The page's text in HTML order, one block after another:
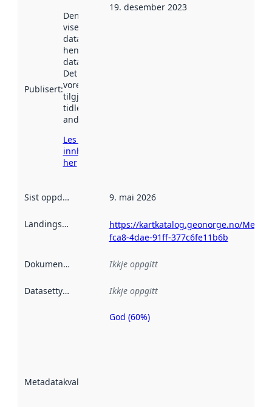
Publisert:
Denne datoen
viser når
datasettet vart
henta inn av
data.norge.no.
Det kan ha
vore
tilgjengeleg
tidlegare
andre stader.
Les meir om
innhenting
her
19. desember 2023
Sist oppdatert 9. mai 2026
Landingsside
https://kartkatalog.geonorge.no/
fca8-4dae-91ff-377c6fe11b6b
Dokumentasjon Ikkje oppgitt
Datasettype Ikkje oppgitt
Metadatakvalitet
Metadatakvalitet
God (60%)